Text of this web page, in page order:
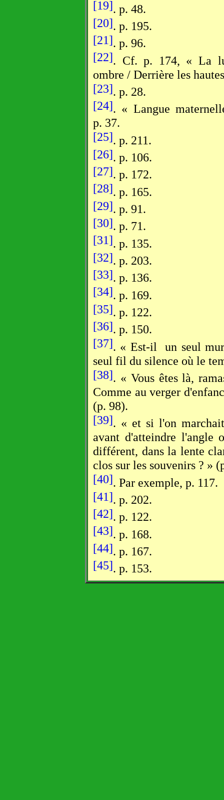
[19]. p. 48.
[20]. p. 195.
[21]. p. 96.
[22]. Cf. p. 174, « La
ombre / Derrière les
[23]. p. 28.
[24]. « Langue
p. 37.
[25]. p. 211.
[26]. p. 106.
[27]. p. 172.
[28]. p. 165.
[29]. p. 91.
[30]. p. 71.
[31]. p. 135.
[32]. p. 203.
[33]. p. 136.
[34]. p. 169.
[35]. p. 122.
[36]. p. 150.
[37]. « Est-il
un seul
seul fil du silence où le
[38]. « Vous êtes là,
Comme au verger
(p. 98).
[39]. « et si l'on
avant d'atteindre l'angle
différent, dans la lente
clos sur les souvenirs ? »
[40]. Par exemple, p. 117.
[41]. p. 202.
[42]. p. 122.
[43]. p. 168.
[44]. p. 167.
[45]. p. 153.